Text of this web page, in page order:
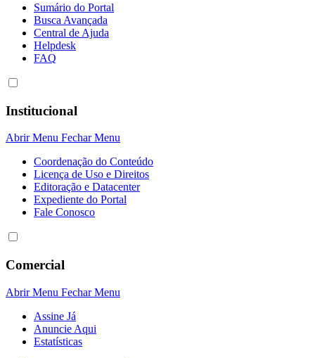
Sumário do Portal
Busca Avançada
Central de Ajuda
Helpdesk
FAQ
Institucional
Abrir Menu Fechar Menu
Coordenação do Conteúdo
Licença de Uso e Direitos
Editoração e Datacenter
Expediente do Portal
Fale Conosco
Comercial
Abrir Menu Fechar Menu
Assine Já
Anuncie Aqui
Estatísticas